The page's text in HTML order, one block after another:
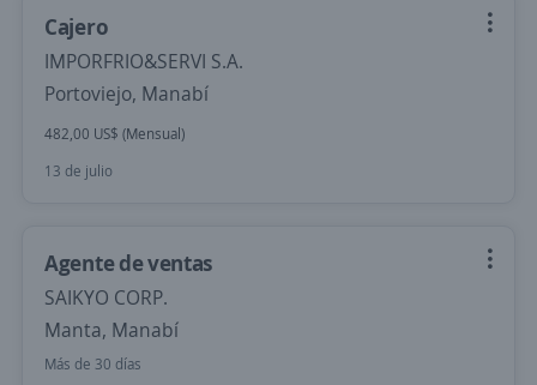
Cajero
IMPORFRIO&SERVI S.A.
Portoviejo, Manabí
482,00 US$ (Mensual)
13 de julio
Agente de ventas
SAIKYO CORP.
Manta, Manabí
Más de 30 días